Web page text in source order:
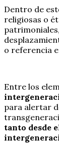
Dentro de
religiosas o
o referencia
Entre los
para alertar
tanto desde